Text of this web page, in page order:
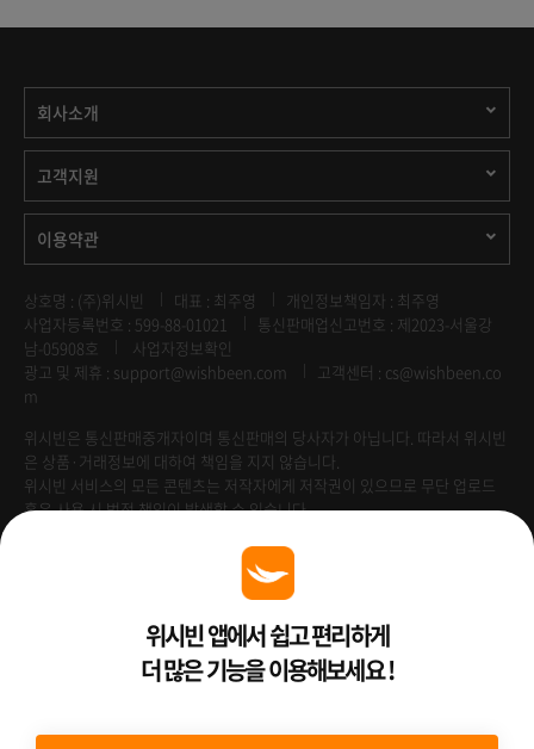
회사소개
고객지원
이용약관
상호명 : (주)위시빈 대표 : 최주영
개인정보책임자 : 최주영
사업자등록번호 : 599-88-01021
통신판매업신고번호 : 제2023-서울강
남-05908호
사업자정보확인
광고 및 제휴 : support@wishbeen.com
고객센터 : cs@wishbeen.co
m
위시빈은 통신판매중개자이며 통신판매의 당사자가 아닙니다. 따라서 위시빈
은 상품·거래정보에 대하여 책임을 지지 않습니다.
위시빈 서비스의 모든 콘텐츠는 저작자에게 저작권이 있으므로 무단 업로드
혹은 사용 시 법적 책임이 발생할 수 있습니다.
Venture Enterprise위시빈 앱에서 쉽고 편리하게
더 많은 기능을 이용해보세요 !